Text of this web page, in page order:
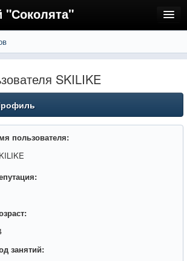
SKILIKE
пользователя:
занятий: